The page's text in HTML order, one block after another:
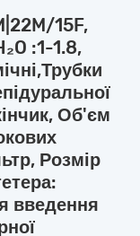
15F,
:1-1.8,
Об'єм
Розмір
введення